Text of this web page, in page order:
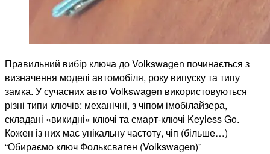
Правильний вибір ключа до Volkswagen починається з
визначення моделі автомобіля, року випуску та типу
замка. У сучасних авто Volkswagen використовуються
різні типи ключів: механічні, з чіпом імобілайзера,
складані «викидні» ключі та смарт-ключі Keyless Go.
Кожен із них має унікальну частоту, чіп (більше…)
“Обираємо ключ Фольксваген (Volkswagen)”